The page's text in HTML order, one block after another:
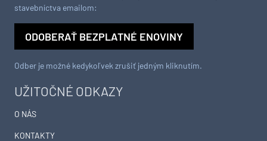
UŽITOČNÉ ODKAZY
O NÁS
KONTAKTY
stavebníctva emailom:
ODOBERAŤ BEZPLATNÉ ENOVINY
Odber je možné kedykoľvek zrušiť jedným kliknutím.